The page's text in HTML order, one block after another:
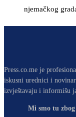
njemačkog
Press.co.me je
iskusni urednici i
izvještavaju i informišu
Mi smo tu zbog